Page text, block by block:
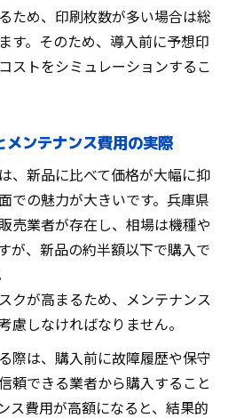
ため、印刷枚数が多い場合は総
す。そのため、導入前に予想印
ストをシミュレーションするこ
メンテナンス費用の実際
、新品に比べて価格が大幅に抑
での魅力が大きいです。兵庫県
売業者が存在し、相場は機種や
が、新品の約半額以下で購入で
クが高まるため、メンテナンス
慮しなければなりません。
際は、購入前に故障履歴や保守
頼できる業者から購入すること
ス費用が高額になると、結果的